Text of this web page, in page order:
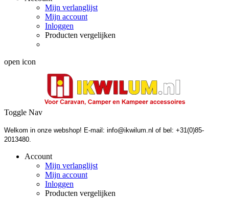
Mijn verlanglijst
Mijn account
Inloggen
Producten vergelijken
open icon
Toggle Nav
Welkom in onze webshop! E-mail: info@ikwilum.nl of bel: +31(0)85-
2013480.
Account
Mijn verlanglijst
Mijn account
Inloggen
Producten vergelijken